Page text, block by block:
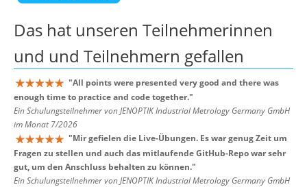
Das hat unseren Teilnehmerinnen
und und Teilnehmern gefallen
"All points were presented very good and there was
enough time to practice and code together."
Ein Schulungsteilnehmer von JENOPTIK Industrial Metrology Germany GmbH
im Monat 7/2026
"Mir gefielen die Live-Übungen. Es war genug Zeit um
Fragen zu stellen und auch das mitlaufende GitHub-Repo war sehr
gut, um den Anschluss behalten zu können."
Ein Schulungsteilnehmer von JENOPTIK Industrial Metrology Germany GmbH